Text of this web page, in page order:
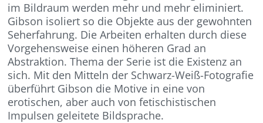
im Bildraum werden mehr und mehr eliminiert.
Gibson isoliert so die Objekte aus der gewohnten
Seherfahrung. Die Arbeiten erhalten durch diese
Vorgehensweise einen höheren Grad an
Abstraktion. Thema der Serie ist die Existenz an
sich. Mit den Mitteln der Schwarz-Weiß-Fotografie
überführt Gibson die Motive in eine von
erotischen, aber auch von fetischistischen
Impulsen geleitete Bildsprache.